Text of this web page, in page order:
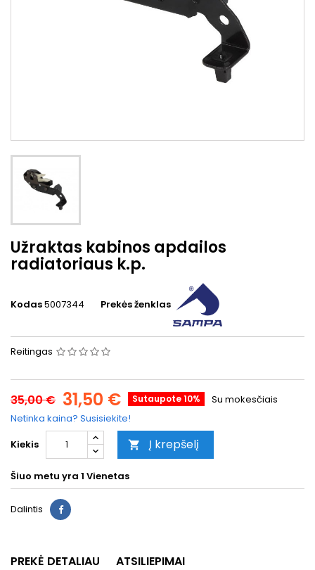
Užraktas kabinos apdailos
radiatoriaus k.p.
Kodas5007344 Prekės ženklas
Reitingas
35,00 € 31,50 € Sutaupote 10%
Su mokesčiais
Netinka kaina? Susisiekite!
Kiekis
 Į krepšelį
Šiuo metu yra 1 Vienetas
Dalintis
PREKĖ DETALIAU ATSILIEPIMAI